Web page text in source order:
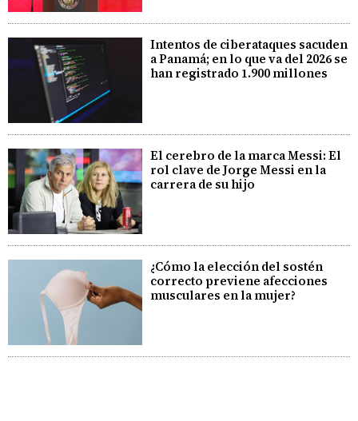
Intentos de ciberataques sacuden
a Panamá; en lo que va del 2026 se
han registrado 1.900 millones
El cerebro de la marca Messi: El
rol clave de Jorge Messi en la
carrera de su hijo
¿Cómo la elección del sostén
correcto previene afecciones
musculares en la mujer?